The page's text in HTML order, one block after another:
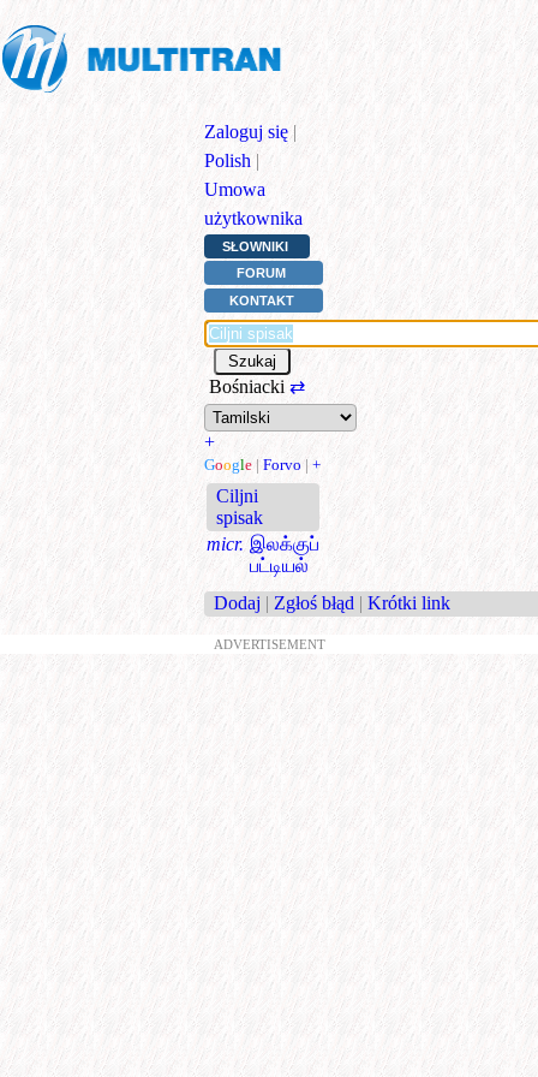
Zaloguj się |
Polish |
Umowa
użytkownika
SŁOWNIKI
FORUM
KONTAKT
Bośniacki ⇄
+
Google | Forvo | +
Ciljni
spisak
micr. இலக்குப்
பட்டியல்
Dodaj | Zgłoś błąd | Krótki link
ADVERTISEMENT